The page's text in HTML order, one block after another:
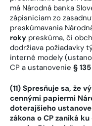
má Národná banka
zápisniciam zo
preskúmavania
roky preskúma, či
dodržiava požiadavky
interné modely
CP a ustanovenie §
(11) Spresňuje sa, že
cennými papiermi
doterajšieho
zákona o CP zaniká